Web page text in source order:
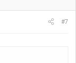
#7